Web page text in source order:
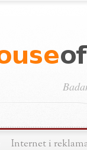
Internet i